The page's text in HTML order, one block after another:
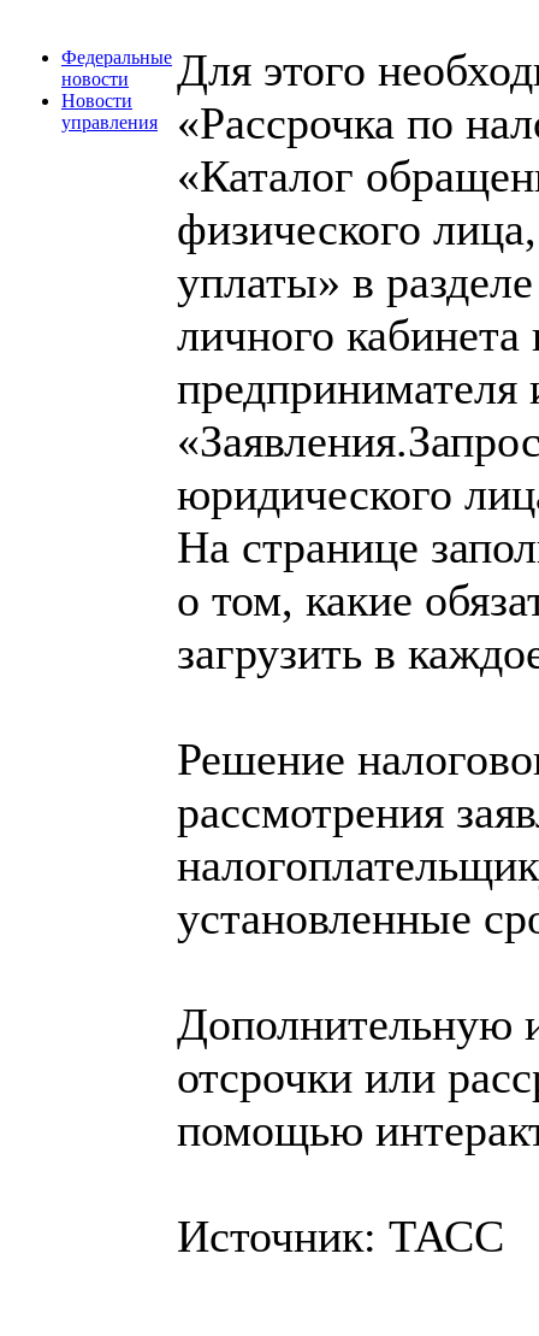
Федеральные
новости
Новости
управления
Для этого
«Рассрочка по
«Каталог
физического
уплаты» в
личного
предпринимателя
юридического
На странице
о том, какие
загрузить в
Решение
рассмотрения
установленные
Дополнительную
отсрочки или
помощью
Источник: ТАСС